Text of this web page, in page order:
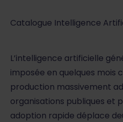
Catalogue Intelligence
L’intelligence artificielle
imposée en quelques mois
production massivement
organisations publiques et
adoption rapide déplace